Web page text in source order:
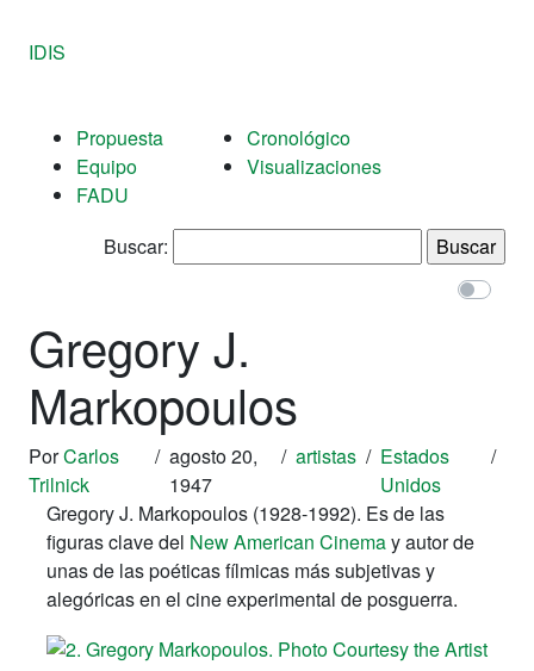
IDIS
Propuesta
Equipo
FADU
Cronológico
Visualizaciones
Buscar:
Gregory J.
Markopoulos
PorCarlos
Trilnick
/ agosto 20,
1947
/ artistas / Estados
Unidos
/
Gregory J. Markopoulos (1928-1992). Es de las
figuras clave del New American Cinemay autor de
unas de las poéticas fílmicas más subjetivas y
alegóricas en el cine experimental de posguerra.